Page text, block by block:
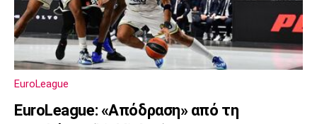
EuroLeague
EuroLeague: «Απόδραση» από τη